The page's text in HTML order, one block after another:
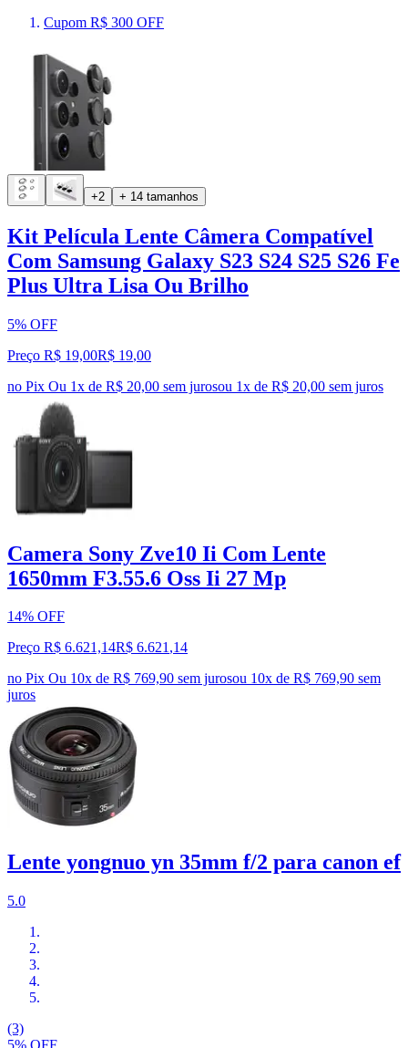
Cupom R$ 300 OFF
+2 + 14 tamanhos
Kit Película Lente Câmera Compatível
Com Samsung Galaxy S23 S24 S25 S26 Fe
Plus Ultra Lisa Ou Brilho
5% OFF
Preço R$ 19,00R$ 19,00
no Pix Ou 1x de R$ 20,00 sem jurosou 1x de R$ 20,00 sem juros
Camera Sony Zve10 Ii Com Lente
1650mm F3.55.6 Oss Ii 27 Mp
14% OFF
Preço R$ 6.621,14R$ 6.621,14
no Pix Ou 10x de R$ 769,90 sem jurosou 10x de R$ 769,90 sem
juros
Lente yongnuo yn 35mm f/2 para canon ef
5.0
(3)